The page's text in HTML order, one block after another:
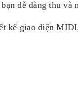
dễ dàng thu và
kế giao diện